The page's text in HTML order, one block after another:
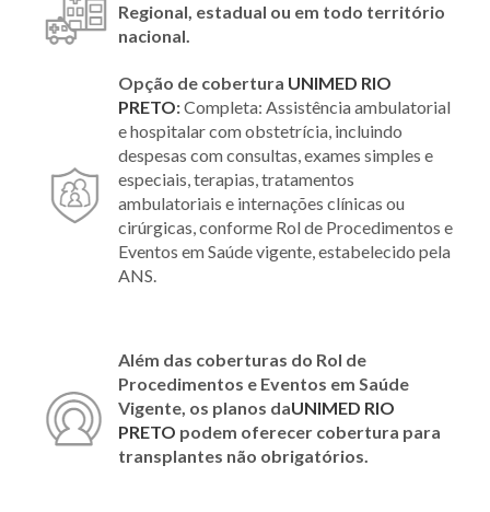
Regional, estadual ou em todo território
nacional.
Opção de cobertura UNIMED RIO
PRETO:Completa: Assistência ambulatorial
e hospitalar com obstetrícia, incluindo
despesas com consultas, exames simples e
especiais, terapias, tratamentos
ambulatoriais e internações clínicas ou
cirúrgicas, conforme Rol de Procedimentos e
Eventos em Saúde vigente, estabelecido pela
ANS.
Além das coberturas do Rol de
Procedimentos e Eventos em Saúde
Vigente, os planos daUNIMED RIO
PRETO podem oferecer cobertura para
transplantes não obrigatórios.